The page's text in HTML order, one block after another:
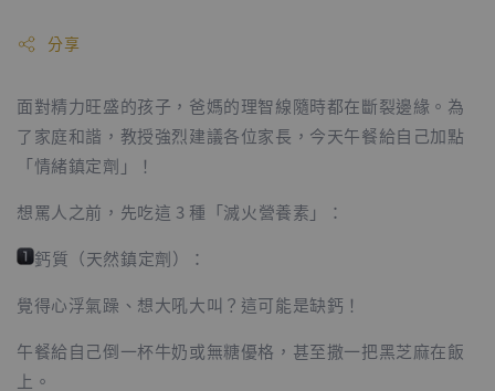
分享
面對精力旺盛的孩子，爸媽的理智線隨時都在斷裂邊緣。為
了家庭和諧，教授強烈建議各位家長，今天午餐給自己加點
「情緒鎮定劑」！
想罵人之前，先吃這 3 種「滅火營養素」：
鈣質（天然鎮定劑）：
覺得心浮氣躁、想大吼大叫？這可能是缺鈣！
午餐給自己倒一杯牛奶或無糖優格，甚至撒一把黑芝麻在飯
上。